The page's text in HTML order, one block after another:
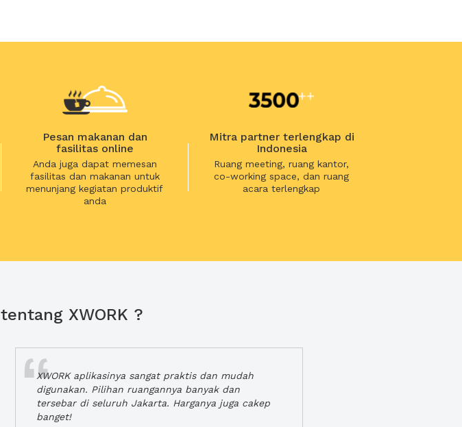
Pesan makanan dan
fasilitas online
Anda juga dapat memesan
fasilitas dan makanan untuk
menunjang kegiatan produktif
anda
Mitra partner terlengkap di
Indonesia
Ruang meeting, ruang kantor,
co-working space, dan ruang
acara terlengkap
XWORK ?
XWORK aplikasinya sangat praktis dan mudah
digunakan. Pilihan ruangannya banyak dan
tersebar di seluruh Jakarta. Harganya juga cakep
banget!